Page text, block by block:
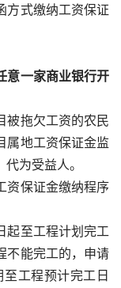
方式缴纳工资保证
意一家商业银行开
被拖欠工资的农民
属地工资保证金监
为受益人。
资保证金缴纳程序
起至工程计划完工
不能完工的，申请
工程预计完工日